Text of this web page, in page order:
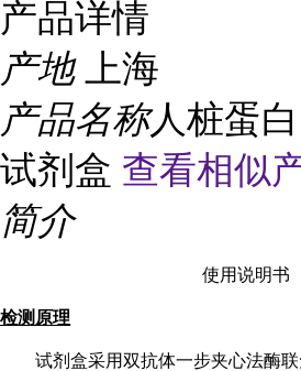
产品详情
产地
上海
产品名称人桩蛋
试剂盒 查看相似
简介
使用说明书
检测原理
试剂盒采用双抗体一步夹心法酶